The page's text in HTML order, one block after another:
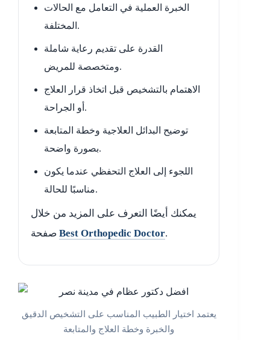
الخبرة العملية في التعامل مع الحالات
المختلفة.
القدرة على تقديم رعاية شاملة
ومتخصصة للمريض.
الاهتمام بالتشخيص قبل اتخاذ قرار العلاج
أو الجراحة.
توضيح البدائل العلاجية وخطة المتابعة
بصورة واضحة.
اللجوء إلى العلاج التحفظي عندما يكون
مناسبًا للحالة.
يمكنك أيضًا التعرف على المزيد من خلال
Best Orthopedic Doctor.
يعتمد اختيار الطبيب المناسب على التشخيص الدقيق
والخبرة وخطة العلاج والمتابعة